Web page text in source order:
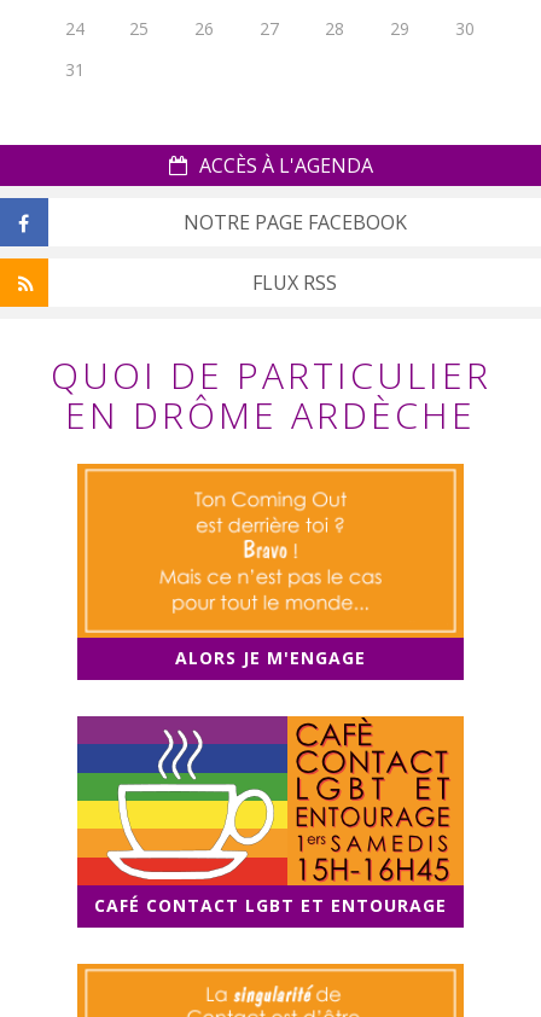
24
25 26 27 28 29
30
31
ACCÈS À L'AGENDA
NOTRE PAGE FACEBOOK
FLUX RSS
QUOI DE PARTICULIER
EN DRÔME ARDÈCHE
ALORS JE M'ENGAGE
CAFÉ CONTACT LGBT ET ENTOURAGE